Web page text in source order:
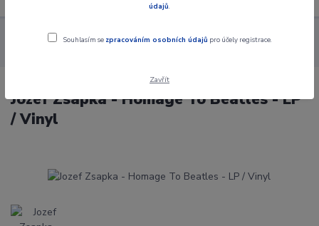
Alba Gramodesky
Jozef Zsapka - Homage To Beatles - LP /
Jozef Zsapka - Homage To Beatles - LP
/ Vinyl
údajů.
Souhlasím se zpracováním osobních údajů pro účely registrace.
Zavřít